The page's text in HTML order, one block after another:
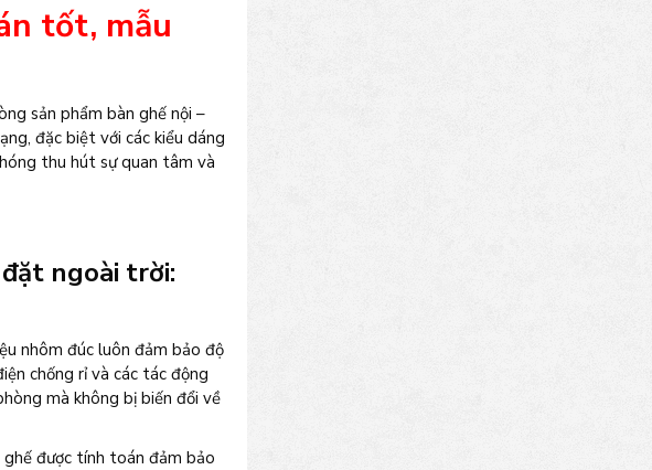
tốt, mẫu
sản phẩm bàn ghế nội –
đặc biệt với các kiểu dáng
thu hút sự quan tâm và
ngoài trời:
nhôm đúc luôn đảm bảo độ
chống rỉ và các tác động
mà không bị biến đổi về
được tính toán đảm bảo